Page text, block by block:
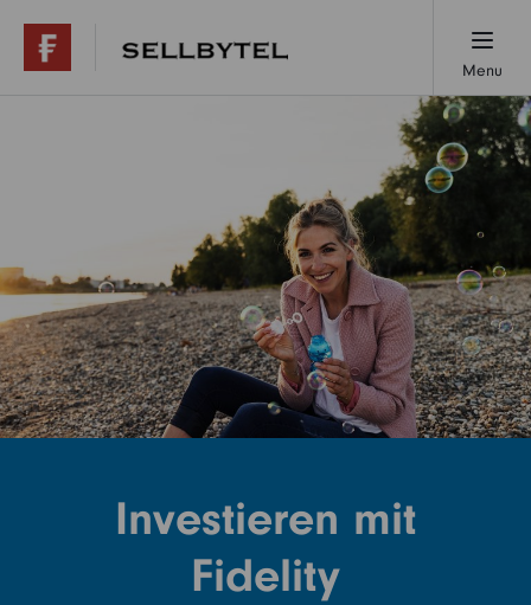
Menu
Ihre Vorteile
Jetzt starten
Investieren mit
Fidelity